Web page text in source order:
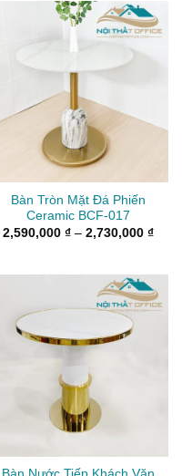
Bàn Tròn Mặt Đá Phiến
Ceramic BCF-017
2,590,000 ₫ – 2,730,000 ₫